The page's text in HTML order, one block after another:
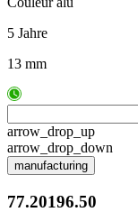
5 Jahre
13 mm
arrow_drop_up
arrow_drop_down
manufacturing
77.20196.50